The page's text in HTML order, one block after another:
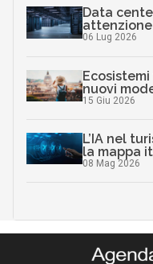
Data
06 Lug 2026
nuovi
15 Giu 2026
L’IA nel
la mappa
08 Mag 2026